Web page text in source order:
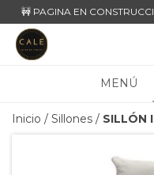
🚧 PAGINA EN
MENÚ
Inicio / Sillones / SILLÓN